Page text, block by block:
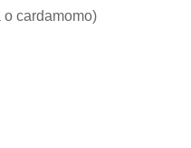
cardamomo)